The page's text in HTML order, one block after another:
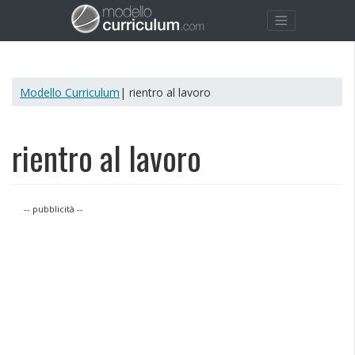
Modello Curriculum | rientro al lavoro
rientro al lavoro
-- pubblicità --